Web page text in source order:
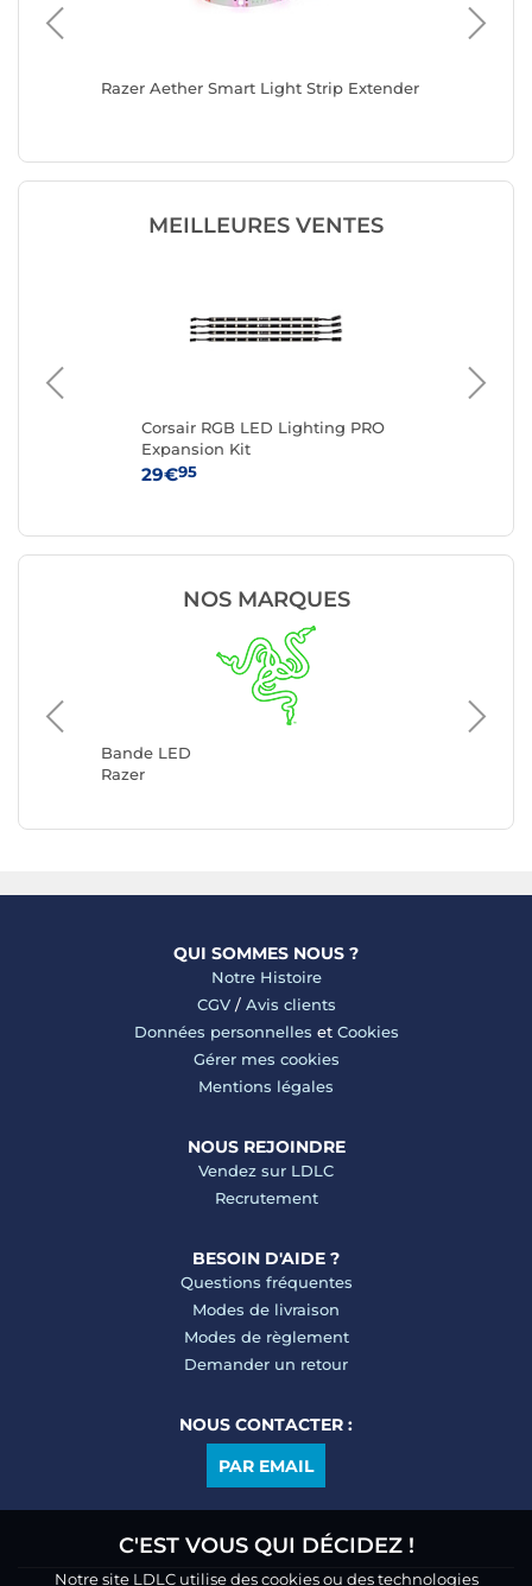
Razer Aether Smart Light Strip Extender
MEILLEURES VENTES
Corsair RGB LED Lighting PRO
Expansion Kit
29€95
NOS MARQUES
Bande LED
Razer
Bande
Lian Li
QUI SOMMES NOUS ?
Notre Histoire
CGV/ Avis clients
Données personnelles et Cookies
Gérer mes cookies
Mentions légales
NOUS REJOINDRE
Vendez sur LDLC
Recrutement
BESOIN D'AIDE ?
Questions fréquentes
Modes de livraison
Modes de règlement
Demander un retour
NOUS CONTACTER :
PAR EMAIL
C'EST VOUS QUI DÉCIDEZ !
Notre site LDLC utilise des cookies ou des technologies